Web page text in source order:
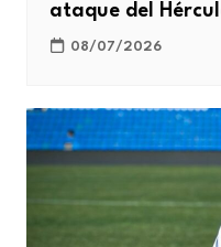
ataque del
08/07/2026